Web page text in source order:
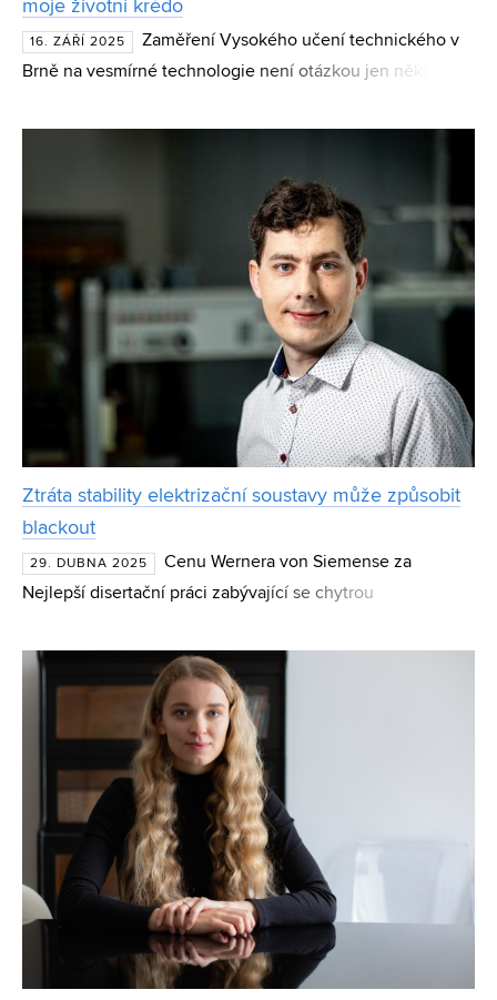
moje životní krédo
16. ZÁŘÍ 2025
Zaměření Vysokého učení technického v
Brně na vesmírné technologie není otázkou jen několika
Kasala, dlouholetého pedagoga a pracovníka Ústavu ra
Ztráta stability elektrizační soustavy může způsobit
blackout
29. DUBNA 2025
Cenu Wernera von Siemense za
Nejlepší disertační práci zabývající se chytrou
Ph.D., z Fakulty elektrotechniky a komunikačních
technologií Vysoké